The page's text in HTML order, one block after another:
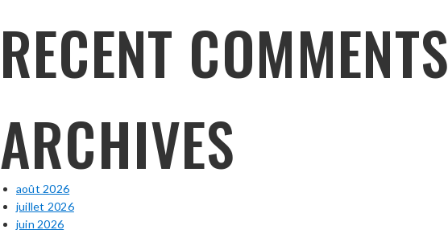
RECENT COMMENTS
ARCHIVES
août 2026
juillet 2026
juin 2026